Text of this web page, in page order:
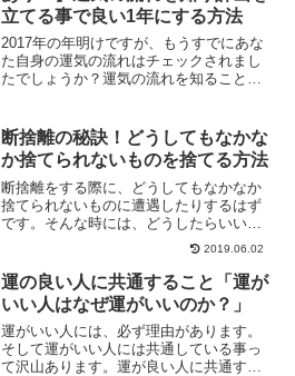
立てる事で良い1年にする方法
2017年の年明けですが、もうすでにあな
た自身の運気の流れはチェックされまし
たでしょうか？運気の流れを知ること
てる前に知るべき運気の流れのチェック
方法について、ご紹介していきます。
断捨離の秘訣！どうしてもなかな
か捨てられないものを捨てる方法
断捨離をする際に、どうしてもなかなか
捨てられないものに遭遇したりするはず
です。そんな時には、どうしたらいいの
でしょうか？念がこもってるようなもの
を捨てる際に、どうしたらいいのかにつ
いて、解説していきます。
2019.06.02
運の良い人に共通すること「運が
いい人はなぜ運がいいのか？」
運がいい人には、必ず理由があります。
そして運がいい人には共通している事っ
て沢山あります。運が良い人に共通する